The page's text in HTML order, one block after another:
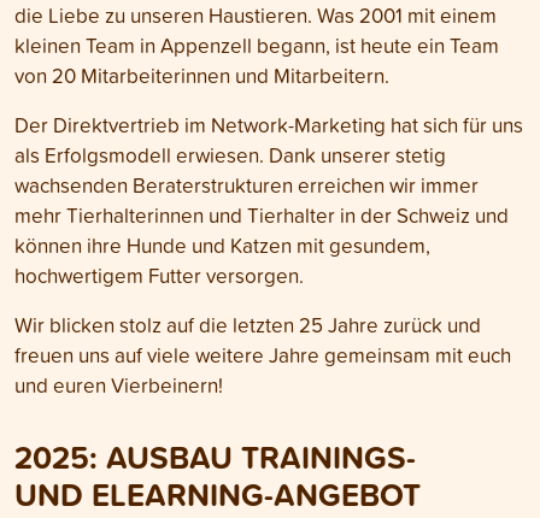
die Liebe zu unseren Haustieren. Was 2001 mit einem
kleinen Team in Appenzell begann, ist heute ein Team
von 20 Mitarbeiterinnen und Mitarbeitern.
Der Direktvertrieb im Network-Marketing hat sich für uns
als Erfolgsmodell erwiesen. Dank unserer stetig
wachsenden Beraterstrukturen erreichen wir immer
mehr Tierhalterinnen und Tierhalter in der Schweiz und
können ihre Hunde und Katzen mit gesundem,
hochwertigem Futter versorgen.
Wir blicken stolz auf die letzten 25 Jahre zurück und
freuen uns auf viele weitere Jahre gemeinsam mit euch
und euren Vierbeinern!
2025: AUSBAU TRAININGS-
UND ELEARNING-ANGEBOT